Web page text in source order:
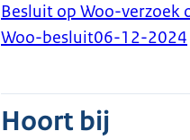
Besluit op Woo-verzoek
Woo-besluit06-12-2024
Hoort bij